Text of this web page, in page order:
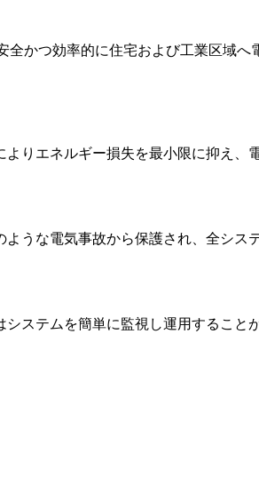
かつ効率的に住宅および工業区域へ
りエネルギー損失を最小限に抑え、
うな電気事故から保護され、全シス
ステムを簡単に監視し運用することが